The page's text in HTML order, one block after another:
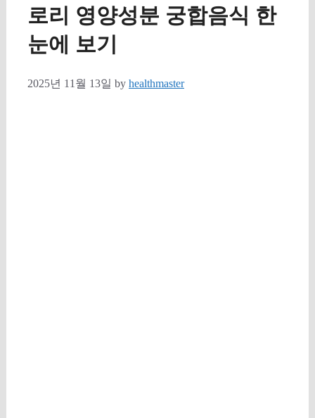
로리 영양성분 궁합음식 한
눈에 보기
2025년 11월 13일 by healthmaster